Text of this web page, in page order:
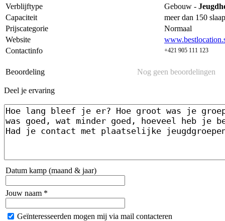
Verblijftype
Gebouw -
Capaciteit
meer dan 150
Prijscategorie
Normaal
Website
Contactinfo
+421 905 111 123
Beoordeling Nog geen beoordelingen
Deel je ervaring
Datum kamp (maand & jaar)
Jouw naam *
Geïnteresseerden mogen mij via mail contacteren